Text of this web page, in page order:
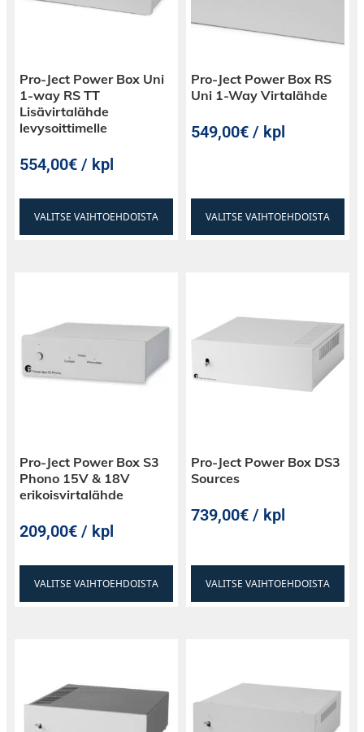
Pro-Ject Power Box Uni
1-way RS TT
Lisävirtalähde
levysoittimelle
554,00€ / kpl
VALITSE VAIHTOEHDOISTA
Pro-Ject Power Box RS
Uni 1-Way Virtalähde
549,00€ / kpl
VALITSE VAIHTOEHDOISTA
Pro-Ject Power Box S3
Phono 15V & 18V
erikoisvirtalähde
209,00€ / kpl
VALITSE VAIHTOEHDOISTA
Pro-Ject Power Box DS3
Sources
739,00€ / kpl
VALITSE VAIHTOEHDOISTA